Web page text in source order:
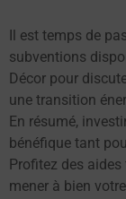
Il est temps de
subventions
Décor pour
une transition
En résumé,
bénéfique tant
Profitez des
mener à bien